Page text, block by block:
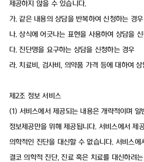
제공하지 않을 수 있습니다.
가. 같은 내용의 상담을 반복하여 신청하는 경우
나. 상식에 어긋나는 표현을 사용하여 상담을
다. 진단명을 요구하는 상담을 신청하는 경우
라. 치료비, 검사비, 의약품 가격 등에 대하여
제2조 정보 서비스
(1) 서비스에서 제공되는 내용은 개략적이며 일
정보제공만을 위해 제공됩니다. 서비스에서 제
의학적인 진단을 대신할 수 없습니다. 서비스에
결코 의학적 진단, 진료 혹은 치료를 대신하려